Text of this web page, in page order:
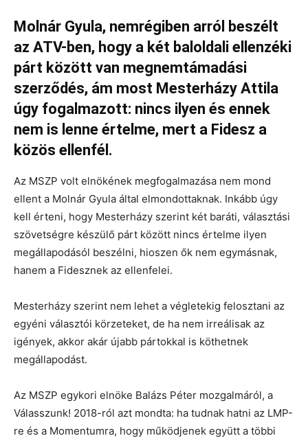
Molnár Gyula, nemrégiben arról beszélt
az ATV-ben, hogy a két baloldali ellenzéki
párt között van megnemtámadási
szerződés, ám most Mesterházy Attila
úgy fogalmazott: nincs ilyen és ennek
nem is lenne értelme, mert a Fidesz a
közös ellenfél.
Az MSZP volt elnökének megfogalmazása nem mond
ellent a Molnár Gyula által elmondottaknak. Inkább úgy
kell érteni, hogy Mesterházy szerint két baráti, választási
szövetségre készülő párt között nincs értelme ilyen
megállapodásól beszélni, hioszen ők nem egymásnak,
hanem a Fidesznek az ellenfelei.
Mesterházy szerint nem lehet a végletekig felosztani az
egyéni választói körzeteket, de ha nem irreálisak az
igények, akkor akár újabb pártokkal is köthetnek
megállapodást.
Az MSZP egykori elnöke Balázs Péter mozgalmáról, a
Válasszunk! 2018-ról azt mondta: ha tudnak hatni az LMP-
re és a Momentumra, hogy működjenek együtt a többi